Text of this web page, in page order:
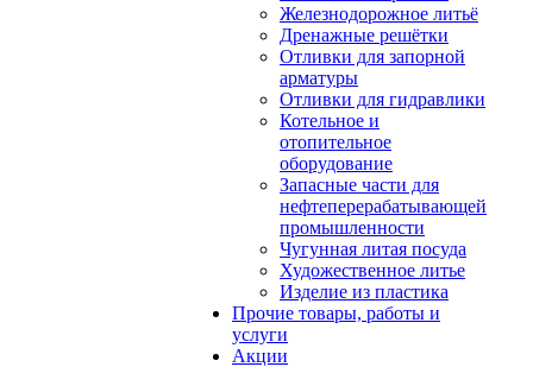
Железнодорожное литьё
Дренажные решётки
Отливки для запорной
арматуры
Отливки для гидравлики
Котельное и
отопительное
оборудование
Запасные части для
нефтеперерабатывающей
промышленности
Чугунная литая посуда
Художественное литье
Изделие из пластика
Прочие товары, работы и
услуги
Акции